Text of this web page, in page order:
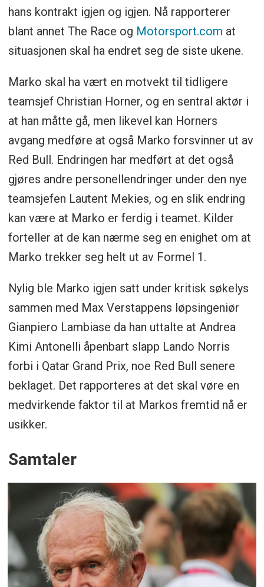
hans kontrakt igjen og igjen. Nå rapporterer
blant annet The Race og Motorsport.com at
situasjonen skal ha endret seg de siste ukene.
Marko skal ha vært en motvekt til tidligere
teamsjef Christian Horner, og en sentral aktør i
at han måtte gå, men likevel kan Horners
avgang medføre at også Marko forsvinner ut av
Red Bull. Endringen har medført at det også
gjøres andre personellendringer under den nye
teamsjefen Lautent Mekies, og en slik endring
kan være at Marko er ferdig i teamet. Kilder
forteller at de kan nærme seg en enighet om at
Marko trekker seg helt ut av Formel 1.
Nylig ble Marko igjen satt under kritisk søkelys
sammen med Max Verstappens løpsingeniør
Gianpiero Lambiase da han uttalte at Andrea
Kimi Antonelli åpenbart slapp Lando Norris
forbi i Qatar Grand Prix, noe Red Bull senere
beklaget. Det rapporteres at det skal vøre en
medvirkende faktor til at Markos fremtid nå er
usikker.
Samtaler